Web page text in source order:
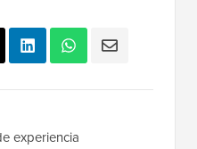
experiencia